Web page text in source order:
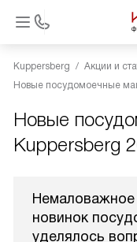
Kuppersberg
Акции и
Новые посудомоечные
Новые
Kuppersberg
Немаловажное
новинок
уделялось